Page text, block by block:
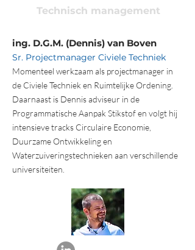
Technisch management
ing. D.G.M. (Dennis) van Boven
Sr. Projectmanager Civiele Techniek
Momenteel werkzaam als projectmanager in
de Civiele Techniek en Ruimtelijke Ordening.
Daarnaast is Dennis adviseur in de
Programmatische Aanpak Stikstof en volgt hij
intensieve tracks Circulaire Economie,
Duurzame Ontwikkeling en
Waterzuiveringstechnieken aan verschillende
universiteiten.